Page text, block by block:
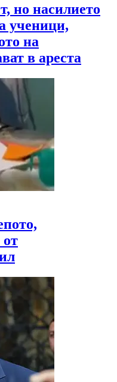
но насилието
ученици,
на
в ареста
от